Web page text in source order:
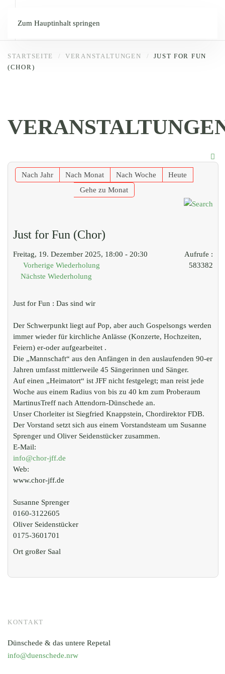
Zum Hauptinhalt springen
STARTSEITE VERANSTALTUNGEN
JUST FOR FUN
(CHOR)
Nach Jahr Nach Monat Nach Woche
Heute
Gehe zu Monat
Just for Fun (Chor)
Freitag, 19. Dezember 2025, 18:00 - 20:30
Vorherige Wiederholung
Nächste Wiederholung
Aufrufe :
583382
Just for Fun : Das sind wir
Der Schwerpunkt liegt auf Pop, aber auch Gospelsongs werden
immer wieder für kirchliche Anlässe (Konzerte, Hochzeiten,
Feiern) er-oder aufgearbeitet .
Die „Mannschaft“ aus den Anfängen in den auslaufenden 90-er
Jahren umfasst mittlerweile 45 Sängerinnen und Sänger.
Auf einen „Heimatort“ ist JFF nicht festgelegt; man reist jede
Woche aus einem Radius von bis zu 40 km zum Proberaum
MartinusTreff nach Attendorn-Dünschede an.
Unser Chorleiter ist Siegfried Knappstein, Chordirektor FDB.
Der Vorstand setzt sich aus einem Vorstandsteam um Susanne
Sprenger und Oliver Seidenstücker zusammen.
E-Mail:
info@chor-jff.de
Web:
www.chor-jff.de
Susanne Sprenger
0160-3122605
Oliver Seidenstücker
0175-3601701
Ort großer Saal
KONTAKT
Dünschede & das untere Repetal
info@duenschede.nrw